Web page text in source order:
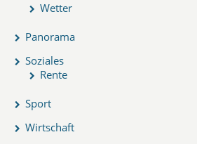
Wetter
Panorama
Soziales
Rente
Sport
Wirtschaft